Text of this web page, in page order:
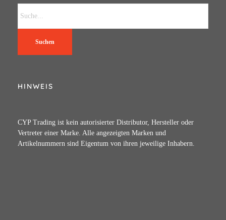
Suchen
HINWEIS
CYP Trading ist kein autorisierter Distributor, Hersteller oder
Vertreter einer Marke. Alle angezeigten Marken und
Artikelnummern sind Eigentum von ihren jeweilige Inhabern.